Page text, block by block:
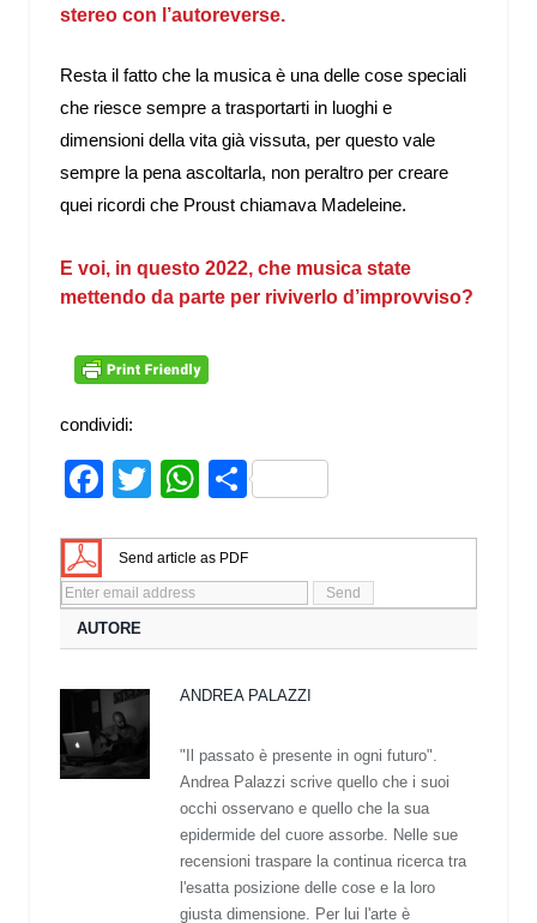
stereo con l’autoreverse.
Resta il fatto che la musica è una delle cose speciali
che riesce sempre a trasportarti in luoghi e
dimensioni della vita già vissuta, per questo vale
sempre la pena ascoltarla, non peraltro per creare
quei ricordi che Proust chiamava Madeleine.
E voi, in questo 2022, che musica state
mettendo da parte per riviverlo d’improvviso?
condividi:
Facebook
TwitterWhatsApp
Share
Send article as PDF
AUTORE
ANDREA PALAZZI
"Il passato è presente in ogni futuro".
Andrea Palazzi scrive quello che i suoi
occhi osservano e quello che la sua
epidermide del cuore assorbe. Nelle sue
recensioni traspare la continua ricerca tra
l'esatta posizione delle cose e la loro
giusta dimensione. Per lui l'arte è